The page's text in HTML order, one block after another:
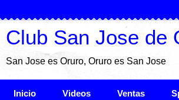
Club San Jose de
San Jose es Oruro, Oruro es San Jose
Inicio Videos Ventas